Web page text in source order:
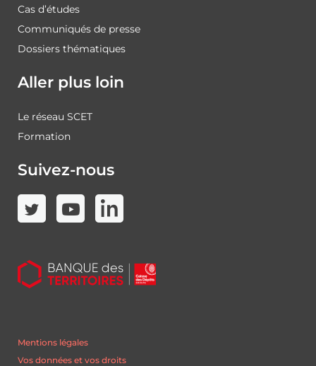
Cas d’études
Communiqués de presse
Dossiers thématiques
Aller plus loin
Le réseau SCET
Formation
Suivez-nous
Mentions légales
Vos données et vos droits